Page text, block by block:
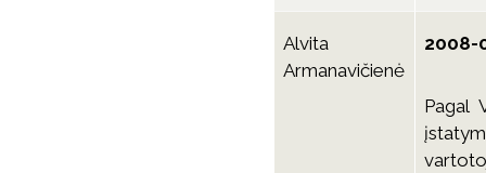
Alvita
Armanavičienė
2008-
Pagal